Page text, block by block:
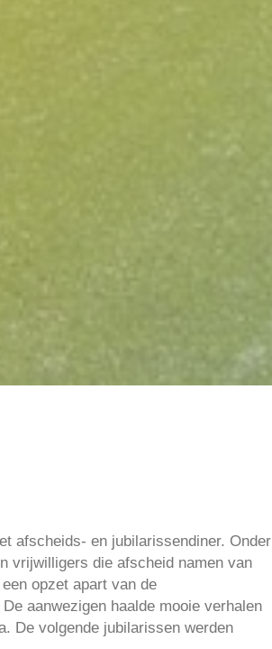
afscheids- en jubilarissendiner. Onder
vrijwilligers die afscheid namen van
opzet apart van de
aanwezigen haalde mooie verhalen
De volgende jubilarissen werden